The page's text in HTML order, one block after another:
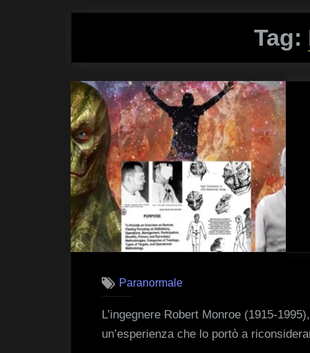
Tag:
Paranormale
L’ingegnere Robert Monroe (1915-
un’esperienza che lo portò a